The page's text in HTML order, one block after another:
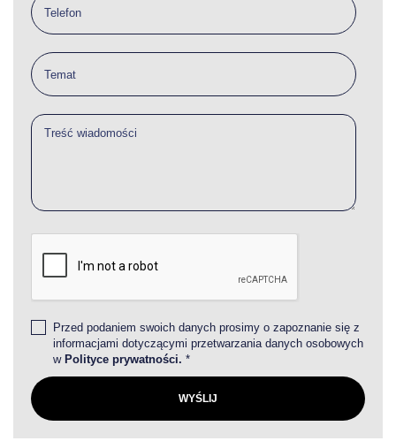
Przed podaniem swoich danych prosimy o zapoznanie się z
informacjami dotyczącymi przetwarzania danych osobowych
w Polityce prywatności. *